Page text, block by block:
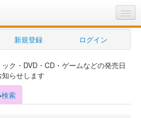
新規登録 ログイン
ク・DVD・CD・ゲームなどの発売日
知らせします
検索